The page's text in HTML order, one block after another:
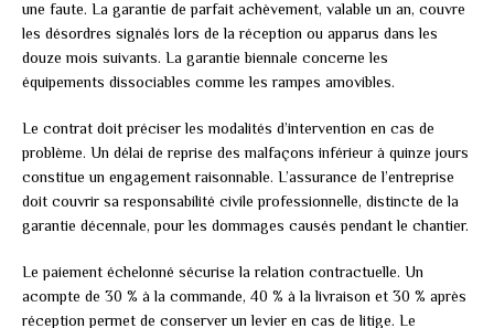
une faute. La garantie de parfait achèvement, valable un an, couvre
les désordres signalés lors de la réception ou apparus dans les
douze mois suivants. La garantie biennale concerne les
équipements dissociables comme les rampes amovibles.
Le contrat doit préciser les modalités d’intervention en cas de
problème. Un délai de reprise des malfaçons inférieur à quinze jours
constitue un engagement raisonnable. L’assurance de l’entreprise
doit couvrir sa responsabilité civile professionnelle, distincte de la
garantie décennale, pour les dommages causés pendant le chantier.
Le paiement échelonné sécurise la relation contractuelle. Un
acompte de 30 % à la commande, 40 % à la livraison et 30 % après
réception permet de conserver un levier en cas de litige. Le